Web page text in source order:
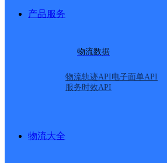
产品服务
物流数据
物流轨迹API电子面单API
服务时效API
物流大全
解放路南段阳光佳苑;解放路南段
工机械厂;西潼路百合苑;西潼路保
西电社区;西潼路31号;西潼路杏树